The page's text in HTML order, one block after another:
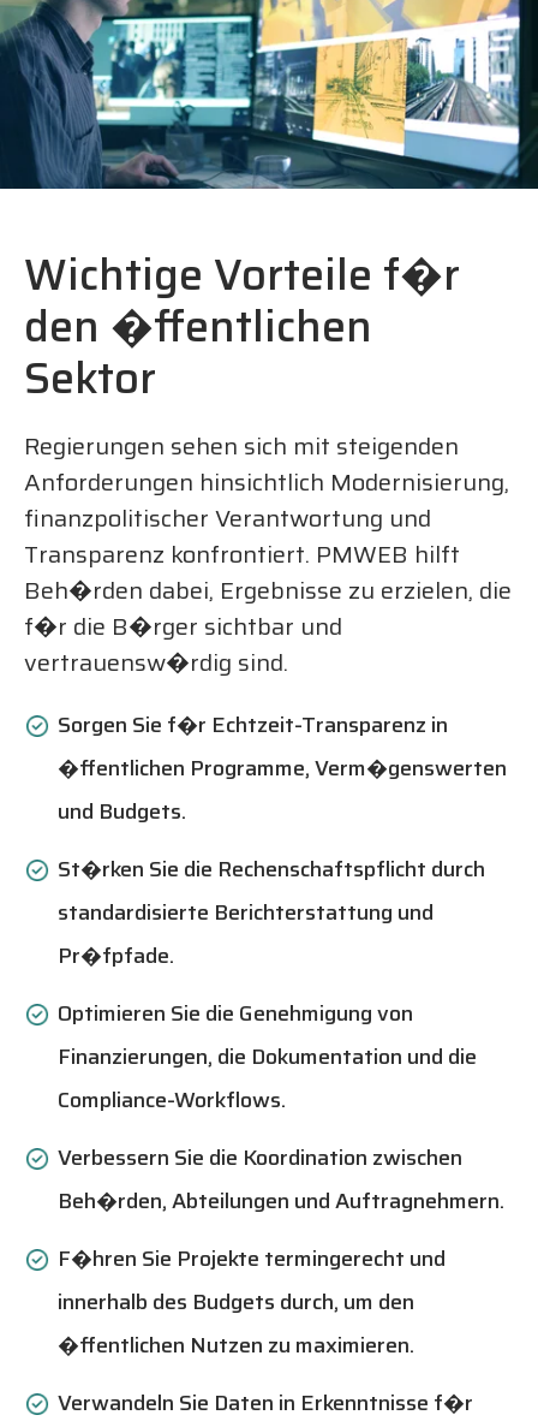
Wichtige Vorteile f�r
den �ffentlichen
Sektor
Regierungen sehen sich mit steigenden
Anforderungen hinsichtlich Modernisierung,
finanzpolitischer Verantwortung und
Transparenz konfrontiert. PMWEB hilft
Beh�rden dabei, Ergebnisse zu erzielen, die
f�r die B�rger sichtbar und
vertrauensw�rdig sind.
Sorgen Sie f�r Echtzeit-Transparenz in
�ffentlichen Programme, Verm�genswerten
und Budgets.
St�rken Sie die Rechenschaftspflicht durch
standardisierte Berichterstattung und
Pr�fpfade.
Optimieren Sie die Genehmigung von
Finanzierungen, die Dokumentation und die
Compliance-Workflows.
Verbessern Sie die Koordination zwischen
Beh�rden, Abteilungen und Auftragnehmern.
F�hren Sie Projekte termingerecht und
innerhalb des Budgets durch, um den
�ffentlichen Nutzen zu maximieren.
Verwandeln Sie Daten in Erkenntnisse f�r